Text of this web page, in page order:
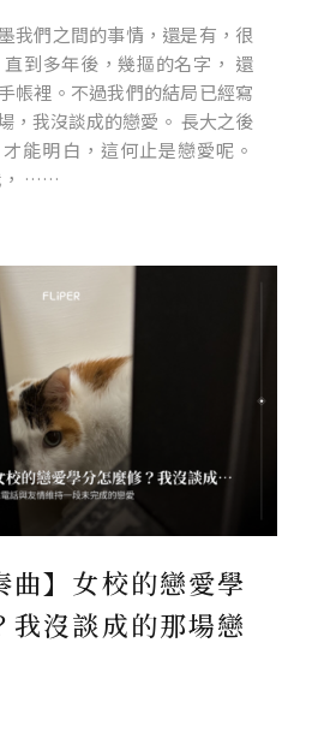
我們之間的事情，還是有，很
到多年後，幾摳的名字， 還
帳裡。不過我們的結局已經寫
，我沒談成的戀愛。 長大之後
能明白，這何止是戀愛呢。
， ……
曲】女校的戀愛學
我沒談成的那場戀